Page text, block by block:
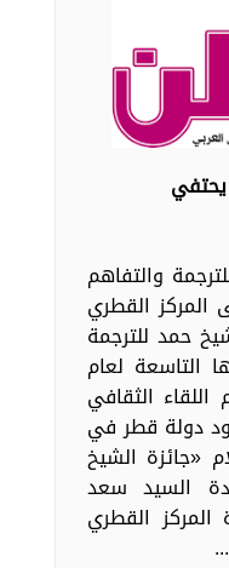
والتفاهم
المركز القطري
حمد للترجمة
التاسعة لعام
اللقاء الثقافي
دولة قطر في
«جائزة الشيخ
السيد سعد
القطري